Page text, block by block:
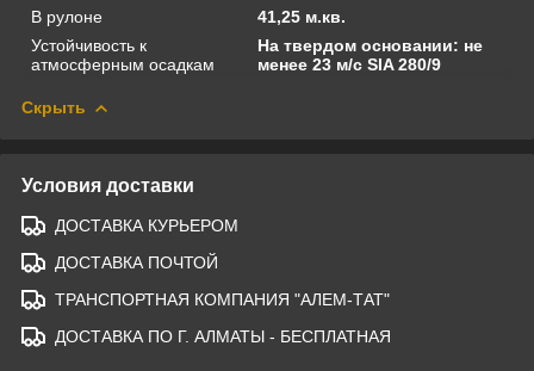
В рулоне
41,25 м.кв.
Устойчивость к
атмосферным осадкам
На твердом основании: не
менее 23 м/с SIA 280/9
Скрыть
Условия доставки
ДОСТАВКА КУРЬЕРОМ
ДОСТАВКА ПОЧТОЙ
ТРАНСПОРТНАЯ КОМПАНИЯ "АЛЕМ-ТАТ"
ДОСТАВКА ПО Г. АЛМАТЫ - БЕСПЛАТНАЯ